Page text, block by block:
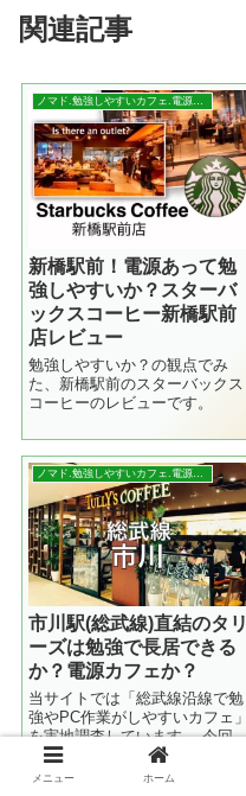
関連記事
ノマド.勉強しやすいカフェ.電源情報
新橋駅前！電源あって勉
強しやすいか？スターバ
ックスコーヒー新橋駅前
店レビュー
勉強しやすいか？の観点でみ
た、新橋駅前のスターバックス
コーヒーのレビューです。
ノマド.勉強しやすいカフェ.電源情報
市川駅(総武線)直結のタリ
ーズは勉強で長居できる
か？電源カフェか？
当サイトでは「総武線沿線で勉
強やPC作業がしやすいカフェ」
を実地調査しています。 今回は
千葉県市川の「タリーズコーヒ
ー シャポー市川店」をご紹介し
メニュー ホーム